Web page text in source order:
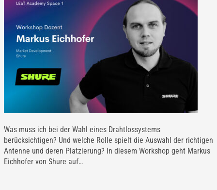
Was muss ich bei der Wahl eines Drahtlossystems
berücksichtigen? Und welche Rolle spielt die Auswahl der richtigen
Antenne und deren Platzierung? In diesem Workshop geht Markus
Eichhofer von Shure auf…